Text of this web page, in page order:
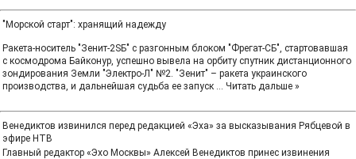
"Морской старт": хранящий надежду
Ракета-носитель "Зенит-2SБ" с разгонным блоком "Фрегат-СБ", стартовавшая
с космодрома Байконур, успешно вывела на орбиту спутник дистанционного
зондирования Земли "Электро-Л" №2. "Зенит" – ракета украинского
производства, и дальнейшая судьба ее запуск ... Читать дальше »
Венедиктов извинился перед редакцией «Эха» за высказывания Рябцевой в
эфире НТВ
Главный редактор «Эхо Москвы» Алексей Венедиктов принес извинения